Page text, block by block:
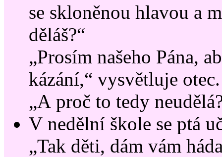
se skloněnou hlavou a
děláš?“
„Prosím našeho Pána,
kázání,“ vysvětluje otec.
„A proč to tedy
V nedělní škole se ptá
„Tak děti, dám vám